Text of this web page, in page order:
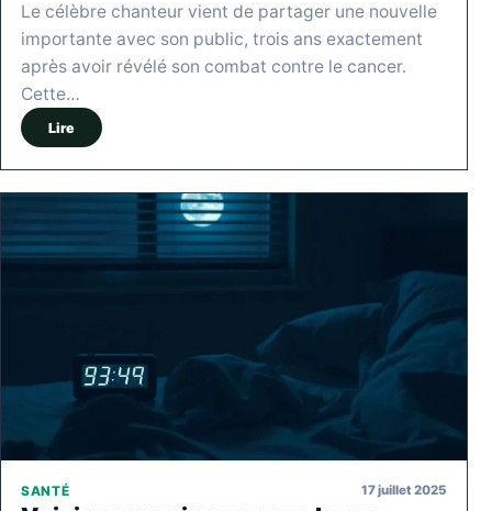
Le célèbre chanteur vient de partager une nouvelle
importante avec son public, trois ans exactement
après avoir révélé son combat contre le cancer.
Cette…
Lire
SANTÉ 17 juillet 2025